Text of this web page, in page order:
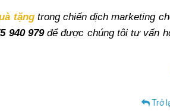
tặngtrong chiến dịch marketing
940 979 để được chúng tôi tư vấn
Trở